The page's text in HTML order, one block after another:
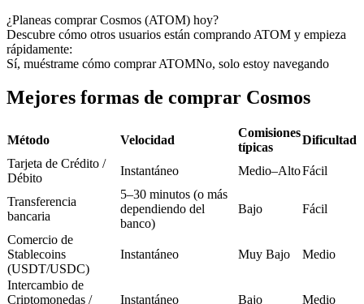
Futuros que utilizan USDC como garantía
Copiar Trading
Únete a los mejores traders
¿Planeas comprar Cosmos (ATOM) hoy?
Descubre cómo otros usuarios están comprando ATOM y empieza
rápidamente:
Sí, muéstrame cómo comprar ATOMNo, solo estoy navegando
Mejores formas de comprar Cosmos
Método Velocidad
Comisiones
típicas
Dificultad
Tarjeta de Crédito /
Débito
Instantáneo Medio–AltoFácil
Transferencia
bancaria
5–30 minutos (o más
dependiendo del
banco)
Bajo Fácil
Comercio de
Stablecoins
(USDT/USDC)
Instantáneo Muy Bajo Medio
Intercambio de
Criptomonedas /
Instantáneo Bajo Medio